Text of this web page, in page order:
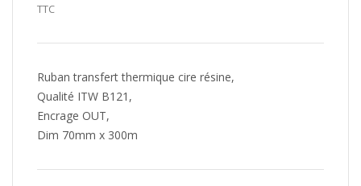
TTC
Ruban transfert thermique cire résine,
Qualité ITW B121,
Encrage OUT,
Dim 70mm x 300m